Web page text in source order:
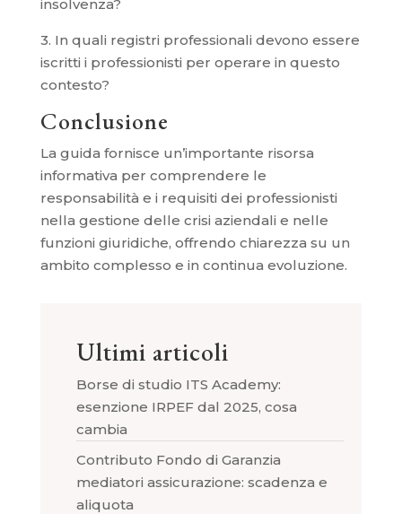
insolvenza?
3. In quali registri professionali devono essere
iscritti i professionisti per operare in questo
contesto?
Conclusione
La guida fornisce un’importante risorsa
informativa per comprendere le
responsabilità e i requisiti dei professionisti
nella gestione delle crisi aziendali e nelle
funzioni giuridiche, offrendo chiarezza su un
ambito complesso e in continua evoluzione.
Ultimi articoli
Borse di studio ITS Academy:
esenzione IRPEF dal 2025, cosa
cambia
Contributo Fondo di Garanzia
mediatori assicurazione: scadenza e
aliquota